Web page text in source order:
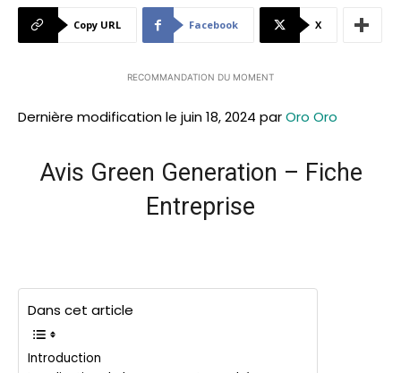
Copy URL
Facebook X
RECOMMANDATION DU MOMENT
Dernière modification le juin 18, 2024 parOro Oro
Avis Green Generation – Fiche
Entreprise
Dans cet article
Introduction